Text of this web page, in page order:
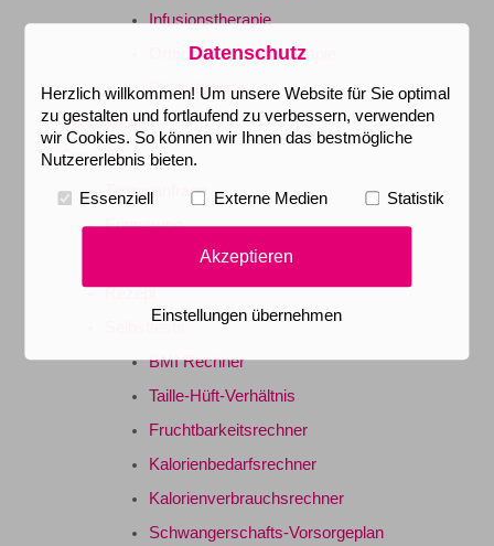
Infusionstherapie
Orthomolekulare Therapie
Phytotherapie
Sprechzeiten
Service
Terminanfrage
Erinnerung
Rezept
BMI Rechner
Taille-Hüft-Verhältnis
Fruchtbarkeitsrechner
Kalorienbedarfsrechner
Kalorienverbrauchsrechner
Schwangerschafts-Vorsorgeplan
Datenschutz
Herzlich willkommen! Um unsere Website für Sie optimal
zu gestalten und fortlaufend zu verbessern, verwenden
wir Cookies. So können wir Ihnen das bestmögliche
Nutzererlebnis bieten.
Essenziell Externe Medien Statistik
Akzeptieren
Einstellungen übernehmen